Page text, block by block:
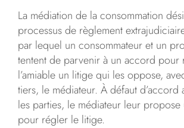
La médiation de la consommation
processus de règlement
par lequel un consommateur et un
tentent de parvenir à un accord pour
l’amiable un litige qui les oppose,
tiers, le médiateur. À défaut d’accord
les parties, le médiateur leur propose
pour régler le litige.